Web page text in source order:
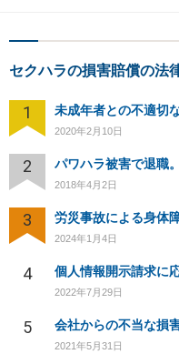
セクハラの損害賠償の法
1 未成年者との不適切
2020年2月10日
2
2018年4月2日
3
2024年1月4日
4 個人情報開示請求に
2022年7月29日
5 会社からの不当な損
2021年5月31日